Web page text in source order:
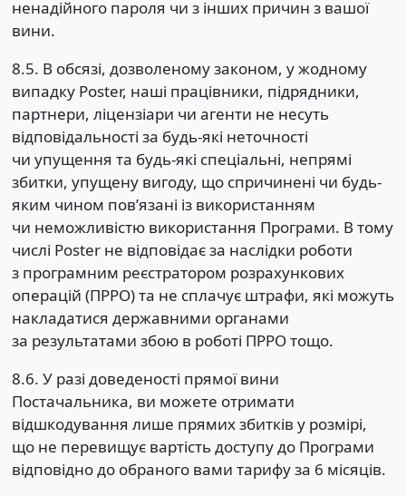
ненадійного пароля чи з інших причин з вашої
вини.
8.5. В обсязі, дозволеному законом, у жодному
випадку Poster, наші працівники, підрядники,
партнери, ліцензіари чи агенти не несуть
відповідальності за будь-які неточності
чи упущення та будь-які спеціальні, непрямі
збитки, упущену вигоду, що спричинені чи будь-
яким чином пов’язані із використанням
чи неможливістю використання Програми. В тому
числі Poster не відповідає за наслідки роботи
з програмним реєстратором розрахункових
операцій (ПРРО) та не сплачує штрафи, які можуть
накладатися державними органами
за результатами збою в роботі ПРРО тощо.
8.6. У разі доведеності прямої вини
Постачальника, ви можете отримати
відшкодування лише прямих збитків у розмірі,
що не перевищує вартість доступу до Програми
відповідно до обраного вами тарифу за 6 місяців.